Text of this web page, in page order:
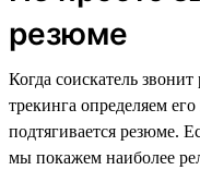
резюме
Когда соискатель
трекинга определяем
подтягивается резюме.
мы покажем наиболее